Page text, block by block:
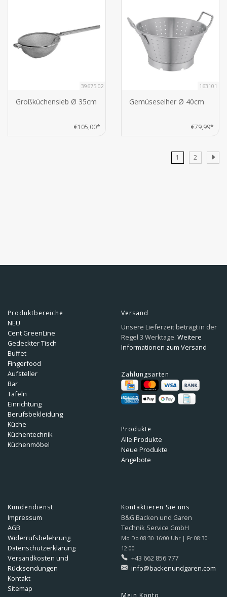
39675.02
Großküchensieb Ø 35cm
€105,00*
163101
Gemüseseiher Ø 40cm
€79,99*
1 2
Produktbereiche
NEU
Cent GreenLine
Gedeckter Tisch
Buffet
Fingerfood
Aufsteller
Bar
Tafeln
Einrichtung
Berufsbekleidung
Küche
Küchentechnik
Küchenmöbel
Versand
Unsere Lieferzeit beträgt in der
Regel 3 Werktage. Weitere
Informationen zum Versand
Zahlungsarten
Produkte
Alle Produkte
Neue Produkte
Angebote
Kundendienst
Impressum
AGB
Widerrufsbelehrung
Datenschutzerklärung
Versandkosten und
Rücksendungen
Kontakt
Sitemap
Kontaktieren Sie uns
B&G Backen und Garen
Technik Service GmbH
Mo-Do 08:30-16:00 Uhr | Fr 08:30-
12:00
+43 662 856 777
info@backenundgaren.com